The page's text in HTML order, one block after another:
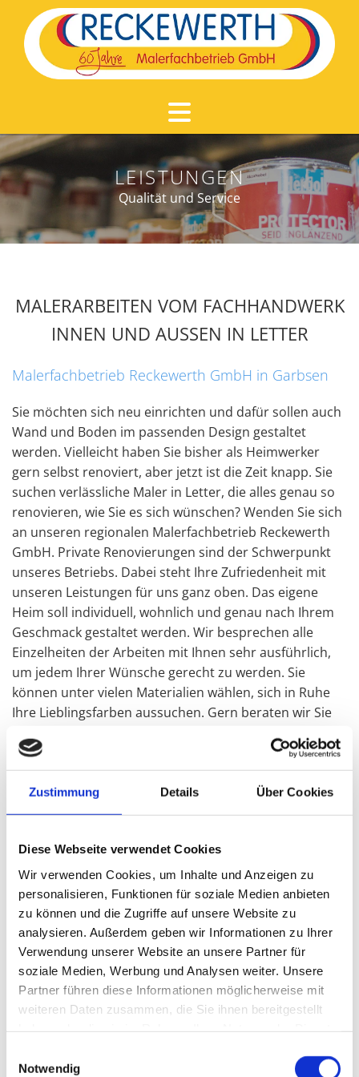
Zustimmung Details Über Cookies
Diese Webseite verwendet Cookies
Wir verwenden Cookies, um Inhalte und Anzeigen zu
personalisieren, Funktionen für soziale Medien anbieten
zu können und die Zugriffe auf unsere Website zu
analysieren. Außerdem geben wir Informationen zu Ihrer
Verwendung unserer Website an unsere Partner für
soziale Medien, Werbung und Analysen weiter. Unsere
Partner führen diese Informationen möglicherweise mit
weiteren Daten zusammen, die Sie ihnen bereitgestellt
Notwendig
Zum Inhalt springen
LEISTUNGEN
Qualität und Service
MALERARBEITEN VOM FACHHANDWERK
INNEN UND AUSSEN IN LETTER
Malerfachbetrieb Reckewerth GmbH in Garbsen
Sie möchten sich neu einrichten und dafür sollen auch
Wand und Boden im passenden Design gestaltet
werden. Vielleicht haben Sie bisher als Heimwerker
gern selbst renoviert, aber jetzt ist die Zeit knapp. Sie
suchen verlässliche Maler in Letter, die alles genau so
renovieren, wie Sie es sich wünschen? Wenden Sie sich
an unseren regionalen Malerfachbetrieb Reckewerth
GmbH. Private Renovierungen sind der Schwerpunkt
unseres Betriebs. Dabei steht Ihre Zufriedenheit mit
unseren Leistungen für uns ganz oben. Das eigene
Heim soll individuell, wohnlich und genau nach Ihrem
Geschmack gestaltet werden. Wir besprechen alle
Einzelheiten der Arbeiten mit Ihnen sehr ausführlich,
um jedem Ihrer Wünsche gerecht zu werden. Sie
können unter vielen Materialien wählen, sich in Ruhe
Ihre Lieblingsfarben aussuchen. Gern beraten wir Sie
Tapeten, Farben und Bodenbelägen.
Heizkosten sparen mit Wärmedämmung
Erfordernis von Haushaltskasse und Umwelt. Wände
ohne Isolierung lassen unnötig viel Kälte und
Feuchtigkeit eindringen. Im Ergebnis werden Ihre
Heizkosten immer Höher. Unser Malerfachbetrieb
Reckewerth GmbH bietet Ihnen nicht nur
Innenrenovierungen, sondern auch die
Fassadensanierung. Wir statten die neue Fassade mit
hochwertigen Dämmmaterialien aus. Danach werden
Sie den Unterschied zu schätzen wissen. Ihre
Heizkosten sinken. Das Raumklima wird entschieden
Wänden. Sie haben das Haus oder die Wohnung in